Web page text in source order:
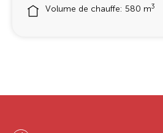
Volume de chauffe: 580 m3